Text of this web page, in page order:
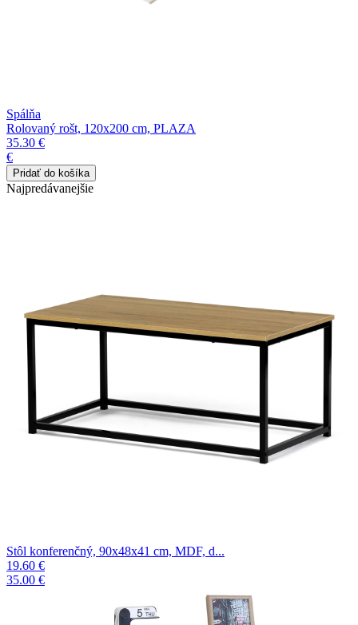
Spálňa
Rolovaný rošt, 120x200 cm, PLAZA
35.30 €
€
Najpredávanejšie
Stôl konferenčný, 90x48x41 cm, MDF, d...
19.60 €
35.00 €